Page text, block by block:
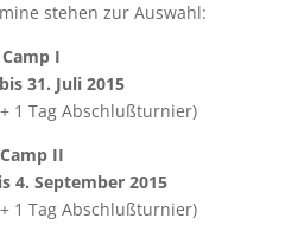
stehen zur Auswahl:
Camp I
31. Juli 2015
1 Tag Abschlußturnier)
Camp II
4. September 2015
1 Tag Abschlußturnier)